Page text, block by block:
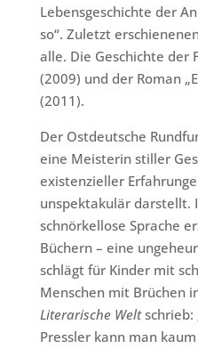
Lebensgeschichte der
so“. Zuletzt
alle. Die Geschichte der
(2009) und der Roman
(2011).
Der Ostdeutsche
eine Meisterin stiller
existenzieller
unspektakulär darstellt.
schnörkellose Sprache
Büchern – eine
schlägt für Kinder mit
Menschen mit Brüchen
Literarische Weltschrieb:
Pressler kann man